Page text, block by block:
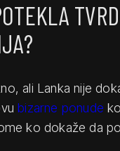
ali Lanka nije
bizarne ponude
ko dokaže da